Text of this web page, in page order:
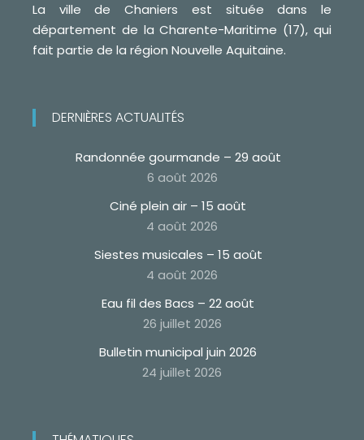
La ville de Chaniers est située dans le
département de la Charente-Maritime (17), qui
fait partie de la région Nouvelle Aquitaine.
DERNIÈRES ACTUALITÉS
Randonnée gourmande – 29 août
6 août 2026
Ciné plein air – 15 août
4 août 2026
Siestes musicales – 15 août
4 août 2026
Eau fil des Bacs – 22 août
26 juillet 2026
Bulletin municipal juin 2026
24 juillet 2026